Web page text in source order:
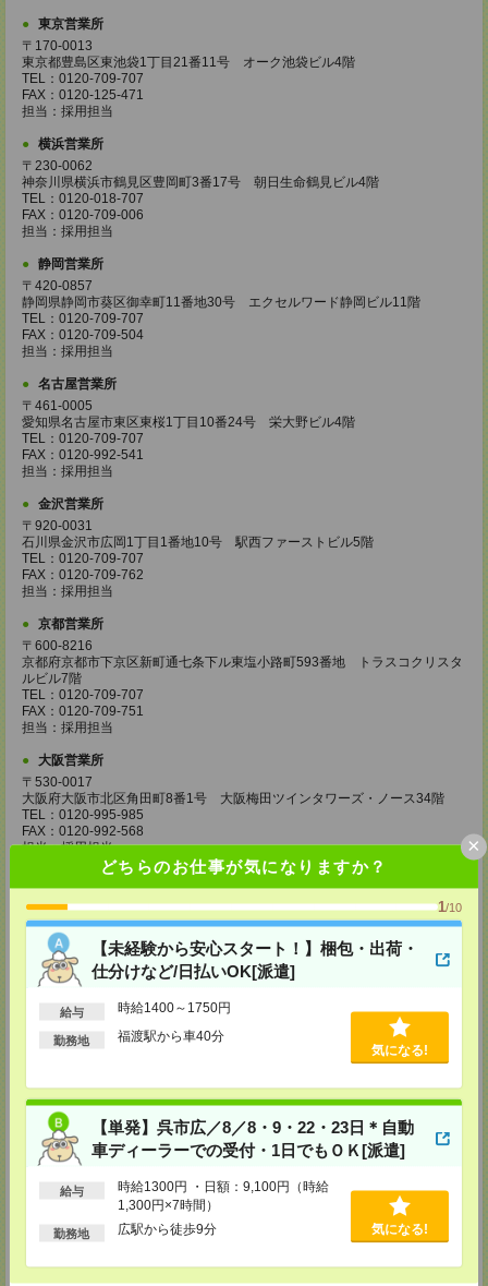
どちらのお仕事が気になりますか？
1/10
【未経験から安心スタート！】梱包・出荷・
仕分けなど/日払いOK[派遣]
給与 時給1400～1750円
勤務地
福渡駅から車40分
気になる!
【単発】呉市広／8／8・9・22・23日＊自動
車ディーラーでの受付・1日でもＯＫ[派遣]
給与
時給1300円 ・日額：9,100円（時給
1,300円×7時間）
勤務地 広駅から徒歩9分 気になる!
×
東京営業所
〒170-0013
東京都豊島区東池袋1丁目21番11号 オーク池袋ビル4階
TEL：0120-709-707
FAX：0120-125-471
担当：採用担当
横浜営業所
〒230-0062
神奈川県横浜市鶴見区豊岡町3番17号 朝日生命鶴見ビル4階
TEL：0120-018-707
FAX：0120-709-006
担当：採用担当
静岡営業所
〒420-0857
静岡県静岡市葵区御幸町11番地30号 エクセルワード静岡ビル11階
TEL：0120-709-707
FAX：0120-709-504
担当：採用担当
名古屋営業所
〒461-0005
愛知県名古屋市東区東桜1丁目10番24号 栄大野ビル4階
TEL：0120-709-707
FAX：0120-992-541
担当：採用担当
金沢営業所
〒920-0031
石川県金沢市広岡1丁目1番地10号 駅西ファーストビル5階
TEL：0120-709-707
FAX：0120-709-762
担当：採用担当
京都営業所
〒600-8216
京都府京都市下京区新町通七条下ル東塩小路町593番地 トラスコクリスタ
ルビル7階
TEL：0120-709-707
FAX：0120-709-751
担当：採用担当
大阪営業所
〒530-0017
大阪府大阪市北区角田町8番1号 大阪梅田ツインタワーズ・ノース34階
TEL：0120-995-985
FAX：0120-992-568
担当：採用担当
〒650-0044
兵庫県神戸市中央区東川崎町1丁目3番3号 神戸ハーバーランドセンタービ
ル18階
TEL：0120-995-984
FAX：0120-709-785
担当：採用担当
広島営業所
〒730-0031
広島県広島市中区紙屋町2丁目1番地22号 広島興銀ビル11階
FAX：0120-934-504
担当：採用担当
松山営業所
〒790-0003
TEL：0120-709-707
FAX：0120-709-890
担当：採用担当